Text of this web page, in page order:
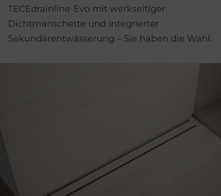
TECEdrainline-Evo mit werkseitiger
Dichtmanschette und integrierter
Sekundärentwässerung – Sie haben die Wahl.